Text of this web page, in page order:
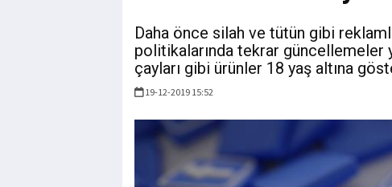
Daha önce silah ve tütün gibi
politikalarında tekrar güncellemeler
çayları gibi ürünler 18 yaş altına
19-12-2019 15:52